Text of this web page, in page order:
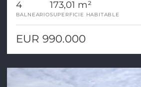
4
BALNEARIO
173,01 m²
SUPERFICIE HABITABLE
EUR 990.000